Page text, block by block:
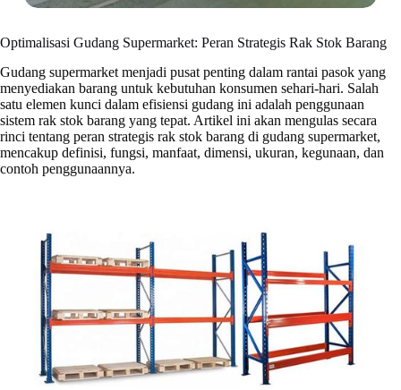
Optimalisasi Gudang Supermarket: Peran Strategis Rak Stok Barang
Gudang supermarket menjadi pusat penting dalam rantai pasok yang
menyediakan barang untuk kebutuhan konsumen sehari-hari. Salah
satu elemen kunci dalam efisiensi gudang ini adalah penggunaan
sistem rak stok barang yang tepat. Artikel ini akan mengulas secara
rinci tentang peran strategis rak stok barang di gudang supermarket,
mencakup definisi, fungsi, manfaat, dimensi, ukuran, kegunaan, dan
contoh penggunaannya.